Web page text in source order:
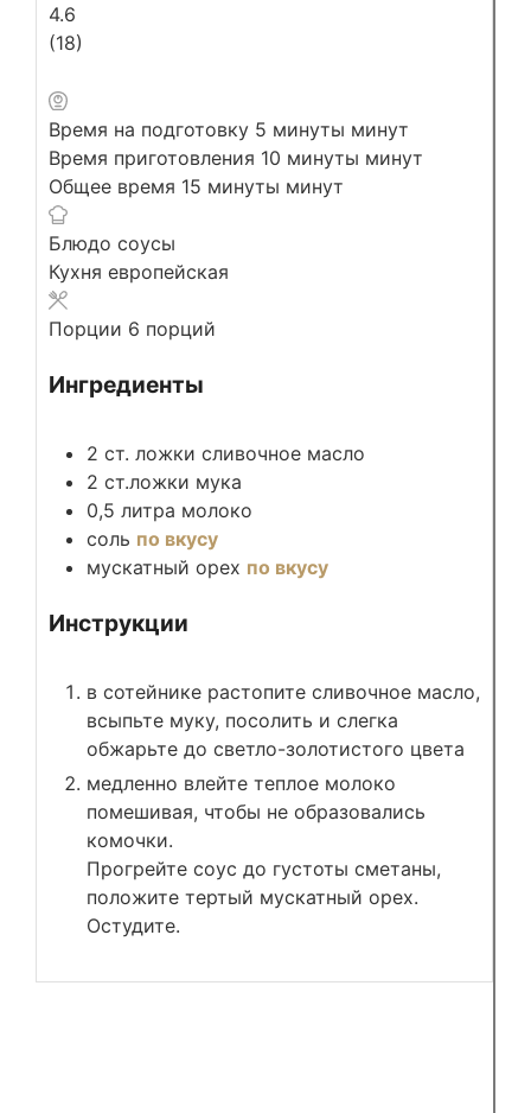
4.6
(18)
Время на подготовку 5 минуты минут
Время приготовления 10 минуты минут
Общее время 15 минуты минут
Блюдо соусы
Кухня европейская
Порции 6 порций
Ингредиенты
2 ст. ложки сливочное масло
2 ст.ложки мука
0,5 литра молоко
соль по вкусу
мускатный орех по вкусу
Инструкции
в сотейнике растопите сливочное масло,
всыпьте муку, посолить и слегка
обжарьте до светло-золотистого цвета
медленно влейте теплое молоко
помешивая, чтобы не образовались
комочки.
Прогрейте соус до густоты сметаны,
положите тертый мускатный орех.
Остудите.